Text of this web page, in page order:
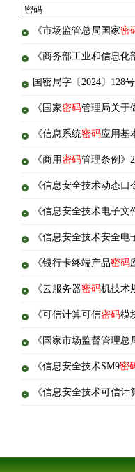
《市场监管总局国家密
《商务部工业和信息
国密局字〔2024〕128
《国家密码管理局关于
《信息系统密码应用基
《商用 密码管理条例》
《信息安全技术动态口
《信息安全技术电子文
《信息安全技术安全电
《银行卡终端产品密码
《云服务器密码机技术
《可信计算可信密码模
《国家市场监督管理总
《信息安全技术SM9密
《信息安全技术可信计